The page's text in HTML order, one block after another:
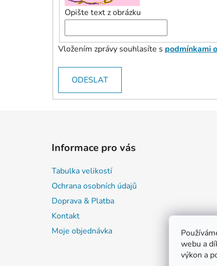
webu a
výkon a
Opište text z obrázku
Vložením zprávy souhlasíte s podmínkami
ODESLAT
Informace pro vás
Tabulka velikostí
Ochrana osobních údajů
Doprava & Platba
Kontakt
Moje objednávka